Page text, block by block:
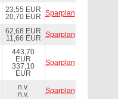
23,55 EUR
20,70 EUR Sparplan
62,68 EUR
11,66 EUR Sparplan
443,70
EUR
337,10
EUR
Sparplan
n.v.
n.v.
Sparplan